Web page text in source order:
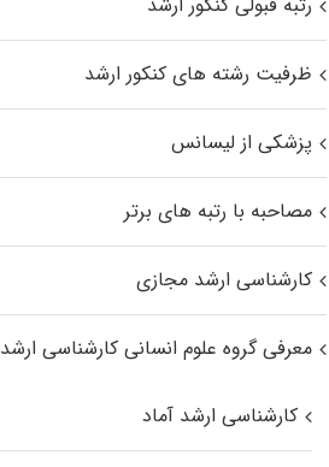
ظرفیت رشته های کنکور ارشد
پزشکی از لیسانس
مصاحبه با رتبه های برتر
کارشناسی ارشد مجازی
معرفی گروه علوم انسانی کارشناسی ارشد
کارشناسی ارشد آماد